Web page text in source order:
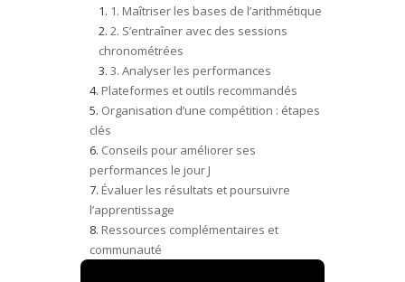
1. Maîtriser les bases de l’arithmétique
2. S’entraîner avec des sessions
chronométrées
3. Analyser les performances
Plateformes et outils recommandés
Organisation d’une compétition : étapes
clés
Conseils pour améliorer ses
performances le jour J
Évaluer les résultats et poursuivre
l’apprentissage
Ressources complémentaires et
communauté